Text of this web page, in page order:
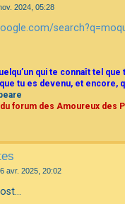
2024, 05:28
qui te connaît tel
tu es devenu, et encore,
forum des Amoureux des
avr. 2025, 20:02